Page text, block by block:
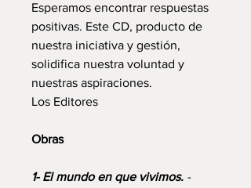
Esperamos encontrar respuestas
positivas. Este CD, producto de
nuestra iniciativa y gestión,
solidifica nuestra voluntad y
nuestras aspiraciones.
Los Editores
Obras
1- El mundo en que vivimos. -